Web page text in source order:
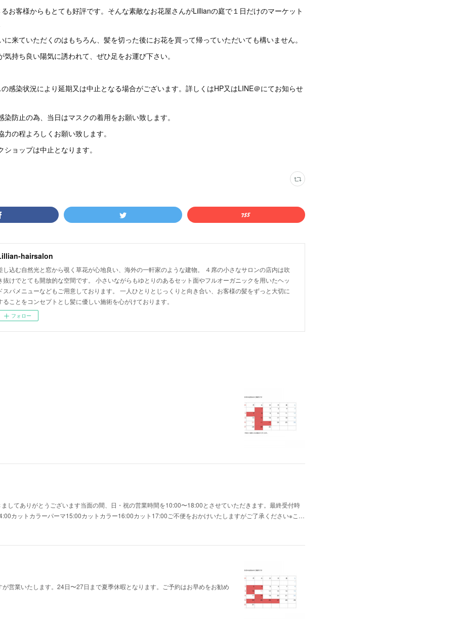
お客様からもとても好評です。そんな素敵なお花屋さんがLillianの庭で１日だけのマーケット
に来ていただくのはもちろん、髪を切った後にお花を買って帰っていただいても構いません。
持ち良い陽気に誘われて、ぜひ足をお運び下さい。
感染状況により延期又は中止となる場合がございます。詳しくはHP又はLINE＠にてお知らせ
防止の為、当日はマスクの着用をお願い致します。
力の程よろしくお願い致します。
ョップは中止となります。
hairsalon
し込む自然光と窓から覗く草花が心地良い、海外の一軒家のような建物。 ４席の小さなサロンの店内は吹
抜けでとても開放的な空間です。 小さいながらもゆとりのあるセット面やフルオーガニックを用いたヘッ
スパメニューなどもご用意しております。 一人ひとりとじっくりと向き合い、お客様の髪をずっと大切に
ることをコンセプトとし髪に優しい施術を心がけております。
フォロー
してありがとうございます当面の間、日・祝の営業時間を10:00〜18:00とさせていただきます。最終受付時
カットカラーパーマ15:00カットカラー16:00カット17:00ご不便をおかけいたしますがご了承ください※こ…
営業いたします。24日〜27日まで夏季休暇となります。ご予約はお早めをお勧め